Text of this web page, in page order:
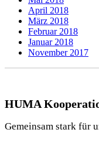
April 2018
März 2018
Februar 2018
Januar 2018
November 2017
HUMA
Gemeinsam stark für